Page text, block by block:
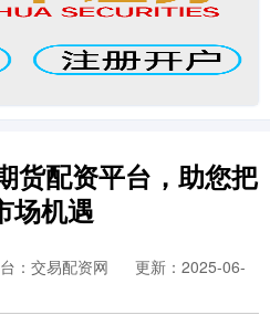
货配资平台，助您把
场机遇
：交易配资网
更新：2025-06-